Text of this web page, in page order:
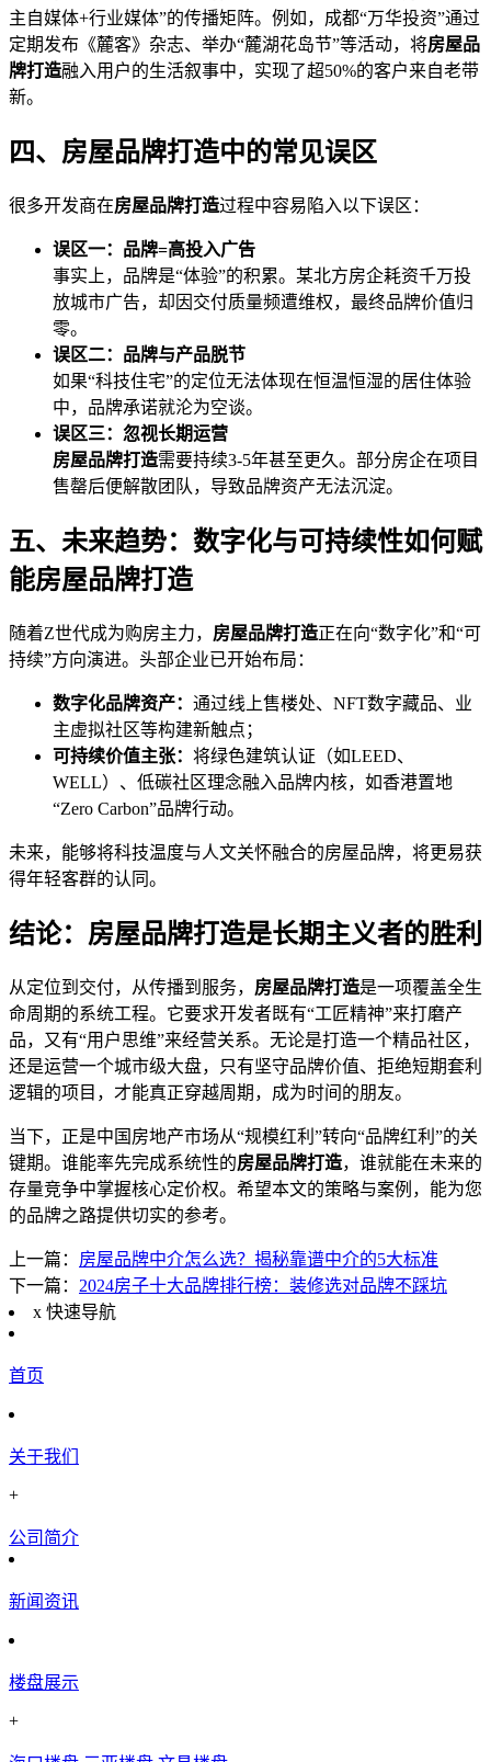
主自媒体+行业媒体”的传播矩阵。例如，成都“万华投资”通过
定期发布《麓客》杂志、举办“麓湖花岛节”等活动，将房屋品
牌打造融入用户的生活叙事中，实现了超50%的客户来自老带
新。
四、房屋品牌打造中的常见误区
很多开发商在房屋品牌打造过程中容易陷入以下误区：
误区一：品牌=高投入广告
事实上，品牌是“体验”的积累。某北方房企耗资千万投
放城市广告，却因交付质量频遭维权，最终品牌价值归
零。
误区二：品牌与产品脱节
如果“科技住宅”的定位无法体现在恒温恒湿的居住体验
中，品牌承诺就沦为空谈。
误区三：忽视长期运营
房屋品牌打造需要持续3-5年甚至更久。部分房企在项目
售罄后便解散团队，导致品牌资产无法沉淀。
五、未来趋势：数字化与可持续性如何赋
能房屋品牌打造
随着Z世代成为购房主力， 房屋品牌打造正在向“数字化”和“可
持续”方向演进。头部企业已开始布局：
数字化品牌资产： 通过线上售楼处、NFT数字藏品、业
主虚拟社区等构建新触点；
可持续价值主张： 将绿色建筑认证（如LEED、
WELL）、低碳社区理念融入品牌内核，如香港置地
“Zero Carbon”品牌行动。
未来，能够将科技温度与人文关怀融合的房屋品牌，将更易获
得年轻客群的认同。
结论：房屋品牌打造是长期主义者的胜利
从定位到交付，从传播到服务， 房屋品牌打造是一项覆盖全生
命周期的系统工程。它要求开发者既有“工匠精神”来打磨产
品，又有“用户思维”来经营关系。无论是打造一个精品社区，
还是运营一个城市级大盘，只有坚守品牌价值、拒绝短期套利
逻辑的项目，才能真正穿越周期，成为时间的朋友。
当下，正是中国房地产市场从“规模红利”转向“品牌红利”的关
键期。谁能率先完成系统性的房屋品牌打造，谁就能在未来的
存量竞争中掌握核心定价权。希望本文的策略与案例，能为您
的品牌之路提供切实的参考。
上一篇： 房屋品牌中介怎么选？揭秘靠谱中介的5大标准
下一篇： 2024房子十大品牌排行榜：装修选对品牌不踩坑
x 快速导航
首页
关于我们
+
公司简介
新闻资讯
楼盘展示
+